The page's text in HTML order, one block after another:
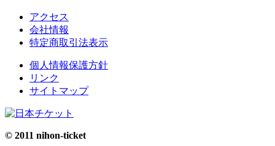
アクセス
会社情報
特定商取引法表示
個人情報保護方針
リンク
サイトマップ
© 2011 nihon-ticket